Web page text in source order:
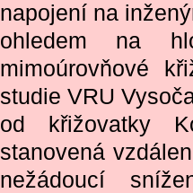
napojení na
ohledem na
mimoúrovňové
studie VRU
od křižovatky
stanovená
nežádoucí